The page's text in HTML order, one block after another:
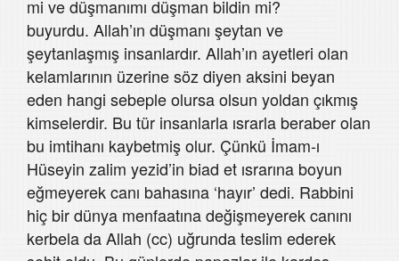
mi ve düşmanımı düşman bildin mi?
buyurdu. Allah’ın düşmanı şeytan ve
şeytanlaşmış insanlardır. Allah’ın ayetleri olan
kelamlarının üzerine söz diyen aksini beyan
eden hangi sebeple olursa olsun yoldan çıkmış
kimselerdir. Bu tür insanlarla ısrarla beraber olan
bu imtihanı kaybetmiş olur. Çünkü İmam-ı
Hüseyin zalim yezid’in biad et ısrarına boyun
eğmeyerek canı bahasına ‘hayır’ dedi. Rabbini
hiç bir dünya menfaatına değişmeyerek canını
kerbela da Allah (cc) uğrunda teslim ederek